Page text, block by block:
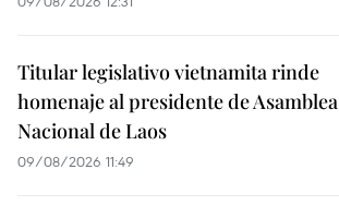
Titular legislativo vietnamita rinde
homenaje al presidente de Asamblea
Nacional de Laos
09/08/2026 11:49